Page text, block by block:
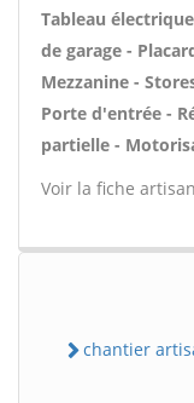
Tableau
de garage -
Mezzanine -
Porte d'entrée -
partielle -
Voir la fiche
chantier